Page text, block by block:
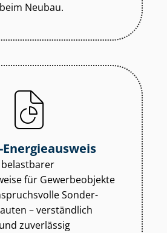
Neubau.
für Gewerbeobjekte
Sonder-
– verständlich
zuverlässig